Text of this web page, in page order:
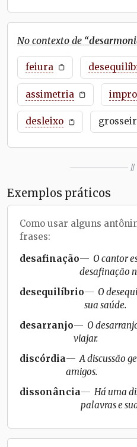
No contexto de “
feiura
assimetria
desleixo
//
Exemplos práticos
Como usar alguns
frases:
desafinação
O cantor
desafinação
desequilíbrio
O
sua saúde.
desarranjo
O
viajar.
discórdia
A discussão
amigos.
dissonância
Há uma
palavras e